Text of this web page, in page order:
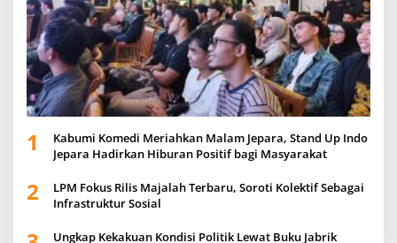
1
Kabumi Komedi Meriahkan Malam Jepara, Stand Up Indo
Jepara Hadirkan Hiburan Positif bagi Masyarakat
2
LPM Fokus Rilis Majalah Terbaru, Soroti Kolektif Sebagai
Infrastruktur Sosial
Ungkap Kekakuan Kondisi Politik Lewat Buku Jabrik